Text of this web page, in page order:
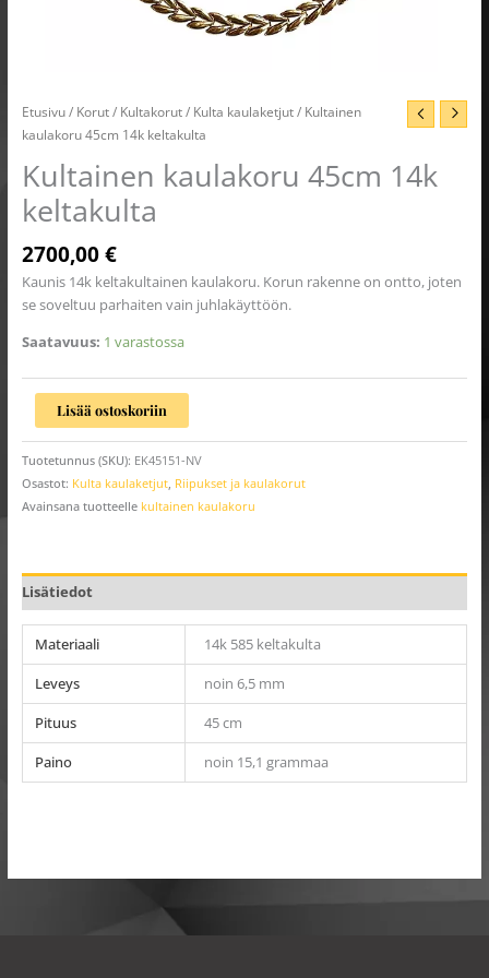
Etusivu/ Korut/ Kultakorut/ Kulta kaulaketjut/ Kultainen
kaulakoru 45cm 14k keltakulta
Kultainen kaulakoru 45cm 14k
keltakulta
2700,00€
Kaunis 14k keltakultainen kaulakoru. Korun rakenne on ontto, joten
se soveltuu parhaiten vain juhlakäyttöön.
Saatavuus: 1 varastossa
Lisää ostoskoriin
Tuotetunnus (SKU): EK45151-NV
Osastot: Kulta kaulaketjut, Riipukset ja kaulakorut
Avainsana tuotteelle kultainen kaulakoru
Lisätiedot
Materiaali
14k 585 keltakulta
Leveys
noin 6,5 mm
Pituus
45 cm
Paino
noin 15,1 grammaa